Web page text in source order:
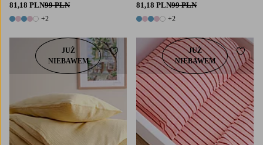
81,18 PLN99 PLN
7 kolory
+2
81,18 PLN99 PLN
7 kolory
+2
JUŻ
NIEBAWEM
Dodaj do ulubionychJUŻ
NIEBAWEM